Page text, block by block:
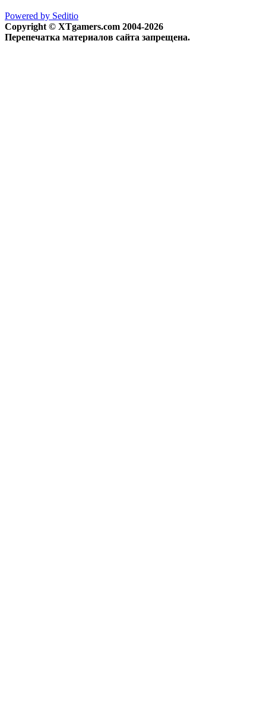
Powered by Seditio
Copyright © XTgamers.com 2004-2026
Перепечатка материалов сайта запрещена.